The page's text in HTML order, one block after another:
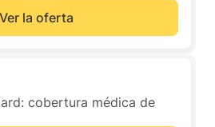
Ver la oferta
cobertura médica de